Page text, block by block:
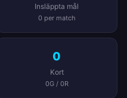
Insläppta mål
0 per match
0
Kort
0G / 0R